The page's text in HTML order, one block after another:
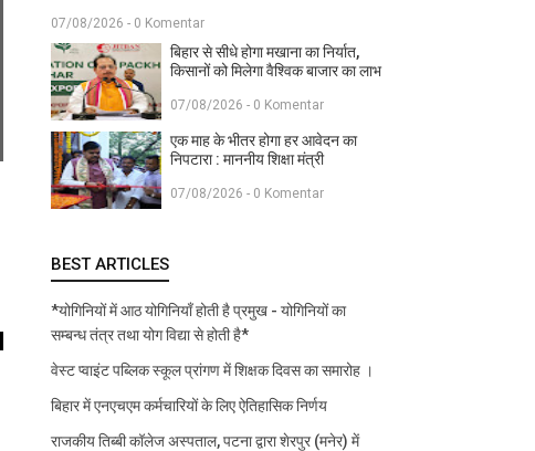
07/08/2026 - 0 Komentar
बिहार से सीधे होगा मखाना का निर्यात,
किसानों को मिलेगा वैश्विक बाजार का लाभ
07/08/2026 - 0 Komentar
एक माह के भीतर होगा हर आवेदन का
निपटारा : माननीय शिक्षा मंत्री
07/08/2026 - 0 Komentar
BEST ARTICLES
*योगिनियों में आठ योगिनियाँ होती है प्रमुख - योगिनियों का
सम्बन्ध तंत्र तथा योग विद्या से होती है*
वेस्ट प्वाइंट पब्लिक स्कूल प्रांगण में शिक्षक दिवस का समारोह ।
बिहार में एनएचएम कर्मचारियों के लिए ऐतिहासिक निर्णय
राजकीय तिब्बी कॉलेज अस्पताल, पटना द्वारा शेरपुर (मनेर) में